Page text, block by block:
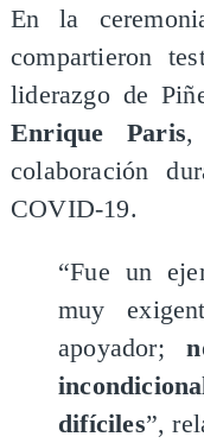
En la
compartieron
liderazgo de
Enrique Paris,
colaboración
COVID-19.
“Fue un
muy
apoyador;
difíciles”,